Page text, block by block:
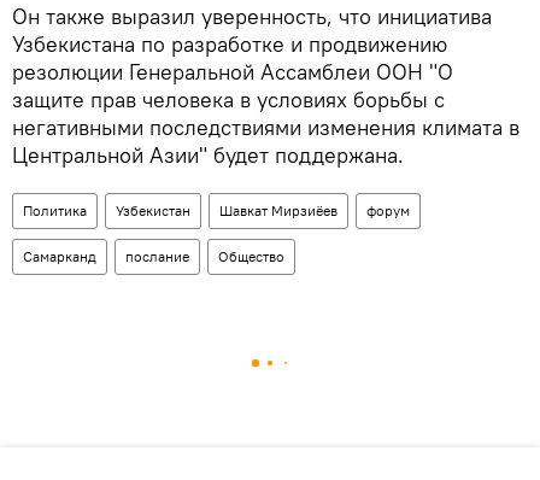
Он также выразил уверенность, что инициатива
Узбекистана по разработке и продвижению
резолюции Генеральной Ассамблеи ООН "О
защите прав человека в условиях борьбы с
негативными последствиями изменения климата в
Центральной Азии" будет поддержана.
Политика Узбекистан Шавкат Мирзиёев форум
Самарканд послание Общество